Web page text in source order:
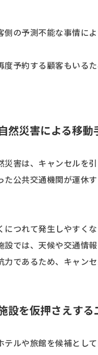
側の予測不能な事情に
度予約する顧客もいる
然災害による移動
害は、キャンセルを引
た公共交通機関が運休
つれて発生しやすくな
では、天候や交通情
であるため、キャン
設を仮押さえする
テルや旅館を候補とし